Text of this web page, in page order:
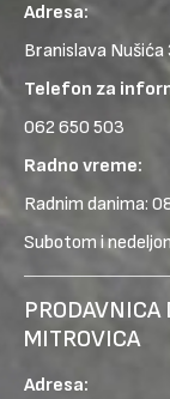
Adresa:
Branislava
Telefon za
062 650 503
Radno vreme:
Radnim danima:
Subotom i
PRODAVNICA
MITROVICA
Adresa: